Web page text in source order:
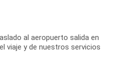
al aeropuerto salida en